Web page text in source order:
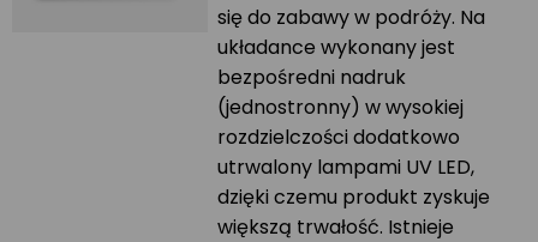
się do zabawy w podróży. Na
układance wykonany jest
bezpośredni nadruk
(jednostronny) w wysokiej
rozdzielczości dodatkowo
utrwalony lampami UV LED,
dzięki czemu produkt zyskuje
większą trwałość. Istnieje